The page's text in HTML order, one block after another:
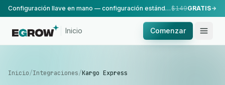
Configuración llave en mano — configuración estándar, realizada por nuestro equipo.$149GRATIS
Inicio Comenzar
Inicio/Integraciones/Kargo Express